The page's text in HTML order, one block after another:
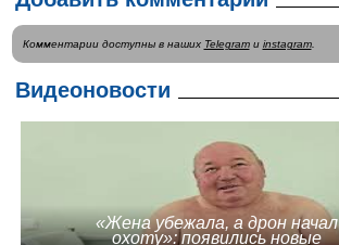
Комментарии доступны в наших Telegramи instagram.
Видеоновости
«Жена убежала, а дрон начал
охоту»: появились новые